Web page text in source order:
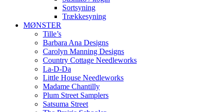
Sortsyning
Trækkesyning
MØNSTER
Tille’s
Barbara Ana Designs
Carolyn Manning Designs
Country Cottage Needleworks
La-D-Da
Little House Needleworks
Madame Chantilly
Plum Street Samplers
Satsuma Street